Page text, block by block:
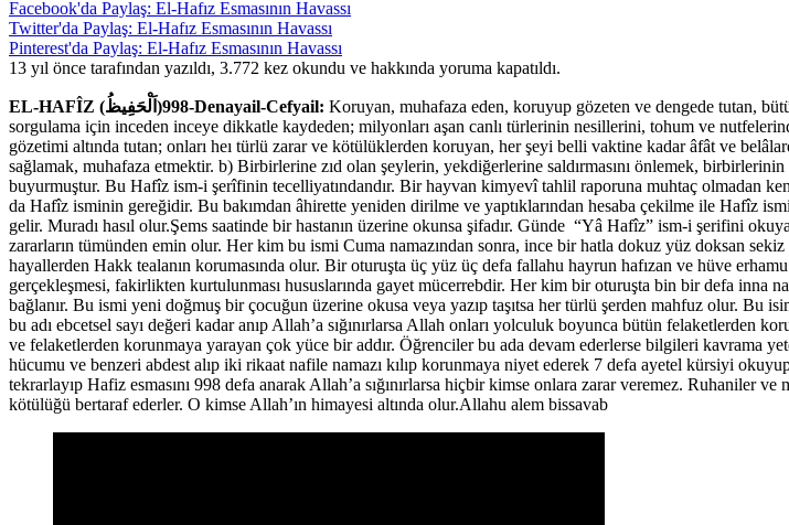
Facebook'da Paylaş: El-Hafız Esmasının Havassı
Twitter'da Paylaş: El-Hafız Esmasının Havassı
Pinterest'da Paylaş: El-Hafız Esmasının Havassı
13 yıl önce tarafından yazıldı, 3.772 kez okundu ve hakkında yoruma kapatıldı.
EL-HAFÎZ (اَلْحَفِيظُ)998-Denayail-Cefyail: Koruyan, muhafaza eden, koruyup gözeten ve dengede tutan,
sorgulama için inceden inceye dikkatle kaydeden; milyonları aşan canlı türlerinin nesillerini, tohum ve
gözetimi altında tutan; onları heı türlü zarar ve kötülüklerden koruyan, her şeyi belli vaktine kadar âfât ve
sağlamak, muhafaza etmektir. b) Birbirlerine zıd olan şeylerin, yekdiğerlerine saldırmasını önlemek,
buyurmuştur. Bu Hafîz ism-i şerîfinin tecelliyatındandır. Bir hayvan kimyevî tahlil raporuna muhtaç olmadan
da Hafîz isminin gereğidir. Bu bakımdan âhirette yeniden dirilme ve yaptıklarından hesaba çekilme ile Hafîz
gelir. Muradı hasıl olur.Şems saatinde bir hastanın üzerine okunsa şifadır. Günde “Yâ Hafîz” ism-i şerifini
zararların tümünden emin olur. Her kim bu ismi Cuma namazından sonra, ince bir hatla dokuz yüz doksan
hayallerden Hakk tealanın korumasında olur. Bir oturuşta üç yüz üç defa fallahu hayrun hafızan ve hüve
gerçekleşmesi, fakirlikten kurtulunması hususlarında gayet mücerrebdir. Her kim bir oturuşta bin bir defa inna
bağlanır. Bu ismi yeni doğmuş bir çocuğun üzerine okusa veya yazıp taşıtsa her türlü şerden mahfuz olur. Bu
bu adı ebcetsel sayı değeri kadar anıp Allah’a sığınırlarsa Allah onları yolculuk boyunca bütün felaketlerden
ve felaketlerden korunmaya yarayan çok yüce bir addır. Öğrenciler bu ada devam ederlerse bilgileri kavrama
hücumu ve benzeri abdest alıp iki rikaat nafile namazı kılıp korunmaya niyet ederek 7 defa ayetel kürsiyi
tekrarlayıp Hafiz esmasını 998 defa anarak Allah’a sığınırlarsa hiçbir kimse onlara zarar veremez. Ruhaniler
kötülüğü bertaraf ederler. O kimse Allah’ın himayesi altında olur.Allahu alem bissavab